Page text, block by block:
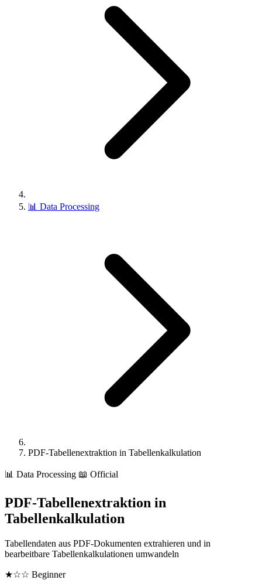
📊 Data Processing
PDF-Tabellenextraktion in Tabellenkalkulation
📊 Data Processing 📖 Official
PDF-Tabellenextraktion in
Tabellenkalkulation
Tabellendaten aus PDF-Dokumenten extrahieren und in
bearbeitbare Tabellenkalkulationen umwandeln
★☆☆ Beginner